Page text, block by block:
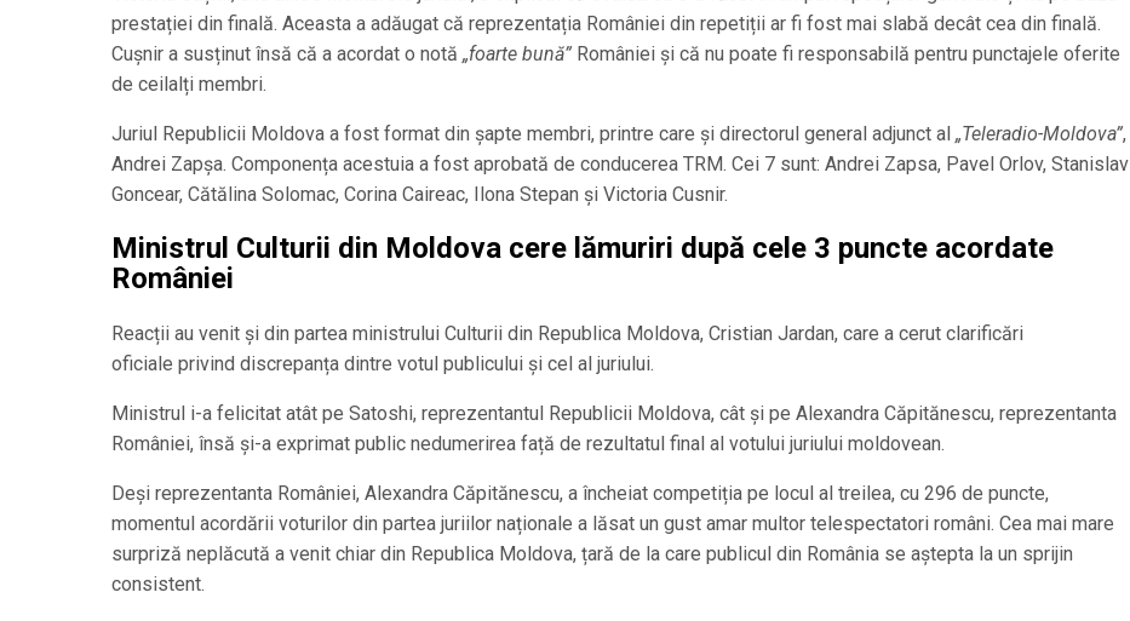
prestației din finală. Aceasta a adăugat că reprezentația României din repetiții ar fi fost mai slabă decât cea din finală.
Cușnir a susținut însă că a acordat o notă „foarte bună” României și că nu poate fi responsabilă pentru punctajele oferite
de ceilalți membri.
Juriul Republicii Moldova a fost format din șapte membri, printre care și directorul general adjunct al „Teleradio-Moldova”,
Andrei Zapșa. Componența acestuia a fost aprobată de conducerea TRM. Cei 7 sunt: Andrei Zapsa, Pavel Orlov, Stanislav
Goncear, Cătălina Solomac, Corina Caireac, Ilona Stepan şi Victoria Cusnir.
Ministrul Culturii din Moldova cere lămuriri după cele 3 puncte acordate
României
Reacții au venit și din partea ministrului Culturii din Republica Moldova, Cristian Jardan, care a cerut clarificări
oficiale privind discrepanța dintre votul publicului și cel al juriului.
Ministrul i-a felicitat atât pe Satoshi, reprezentantul Republicii Moldova, cât și pe Alexandra Căpitănescu, reprezentanta
României, însă și-a exprimat public nedumerirea față de rezultatul final al votului juriului moldovean.
Deși reprezentanta României, Alexandra Căpitănescu, a încheiat competiția pe locul al treilea, cu 296 de puncte,
momentul acordării voturilor din partea juriilor naționale a lăsat un gust amar multor telespectatori români. Cea mai mare
surpriză neplăcută a venit chiar din Republica Moldova, țară de la care publicul din România se aștepta la un sprijin
consistent.